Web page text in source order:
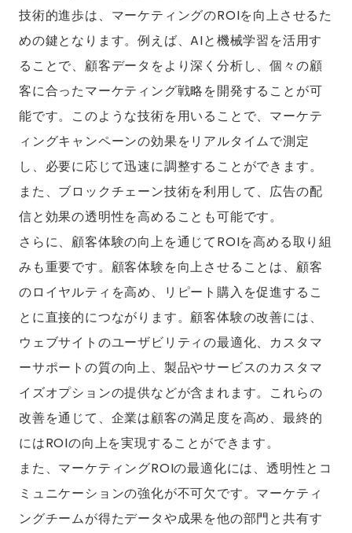
技術的進歩は、マーケティングのROIを向上させるた
めの鍵となります。例えば、AIと機械学習を活用す
ることで、顧客データをより深く分析し、個々の顧
客に合ったマーケティング戦略を開発することが可
能です。このような技術を用いることで、マーケテ
ィングキャンペーンの効果をリアルタイムで測定
し、必要に応じて迅速に調整することができます。
また、ブロックチェーン技術を利用して、広告の配
信と効果の透明性を高めることも可能です。
さらに、顧客体験の向上を通じてROIを高める取り組
みも重要です。顧客体験を向上させることは、顧客
のロイヤルティを高め、リピート購入を促進するこ
とに直接的につながります。顧客体験の改善には、
ウェブサイトのユーザビリティの最適化、カスタマ
ーサポートの質の向上、製品やサービスのカスタマ
イズオプションの提供などが含まれます。これらの
改善を通じて、企業は顧客の満足度を高め、最終的
にはROIの向上を実現することができます。
また、マーケティングROIの最適化には、透明性とコ
ミュニケーションの強化が不可欠です。マーケティ
ングチームが得たデータや成果を他の部門と共有す